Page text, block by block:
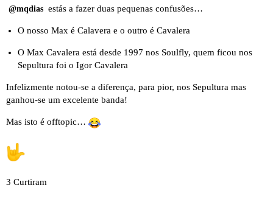
@mqdias estás a fazer duas pequenas confusões…
O nosso Max é Calavera e o outro é Cavalera
O Max Cavalera está desde 1997 nos Soulfly, quem ficou nos
Sepultura foi o Igor Cavalera
Infelizmente notou-se a diferença, para pior, nos Sepultura mas
ganhou-se um excelente banda!
Mas isto é offtopic…
3 Curtiram